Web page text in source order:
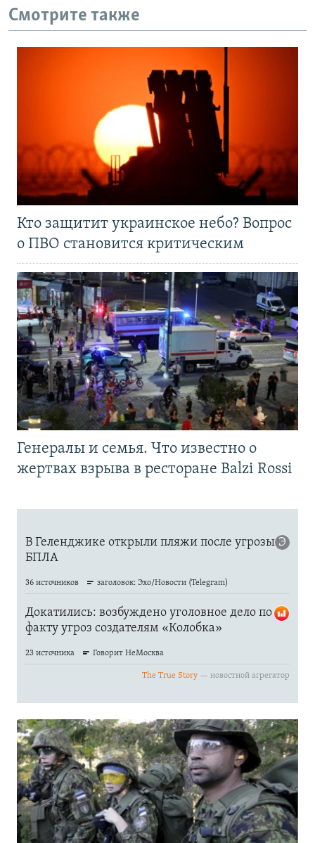
Смотрите также
Кто защитит украинское небо? Вопрос
о ПВО становится критическим
Генералы и семья. Что известно о
жертвах взрыва в ресторане Balzi Rossi